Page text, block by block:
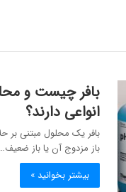
بافر چیست و
انواعی دارند؟
بافر یک محلول مبتنی
باز مزدوج آن یا باز ضعیف…
بیشتر بخوانید »